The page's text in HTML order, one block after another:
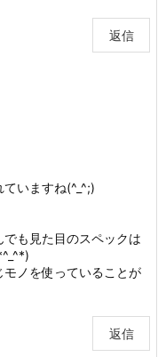
返信
いますね(^_^;)
も見た目のスペックは
モノを使っていることが
返信